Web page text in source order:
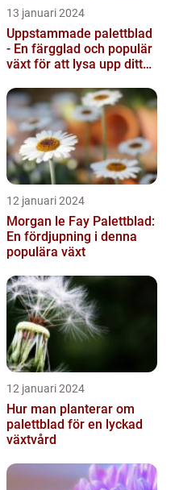
13 januari 2024
Uppstammade palettblad
- En färgglad och populär
växt för att lysa upp ditt
12 januari 2024
Morgan le Fay Palettblad:
En fördjupning i denna
populära växt
12 januari 2024
Hur man planterar om
palettblad för en lyckad
växtvård